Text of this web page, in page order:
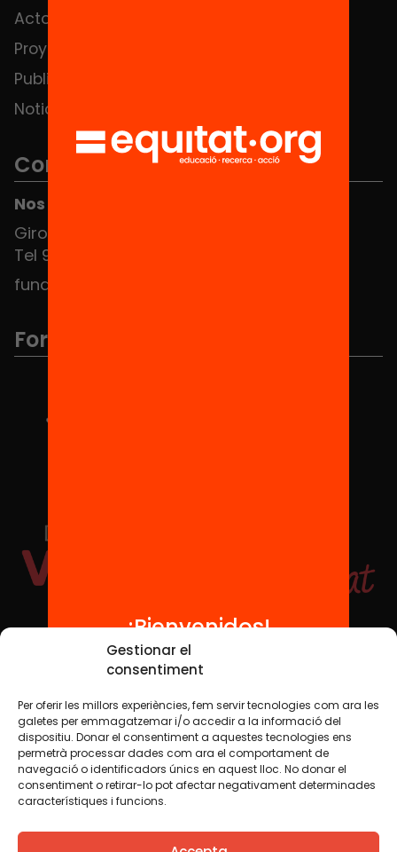
Gestionar el
consentiment
Per oferir les millors experiències, fem servir tecnologies com ara les
galetes per emmagatzemar i/o accedir a la informació del
dispositiu. Donar el consentiment a aquestes tecnologies ens
permetrà processar dades com ara el comportament de
navegació o identificadors únics en aquest lloc. No donar el
consentiment o retirar-lo pot afectar negativament determinades
característiques i funcions.
Actos
Proyectos
Publicaciones y vídeos
Noticias
Contacto
Nos puedes encontrar en el HUB Social
Girona 34, interior 08010 Barcelona
Tel 934 588 700
fundacio@equitat.org
Formamos parte de...
Redes sociales
TWT YTB IG FB IN
Aviso legalPolítica de cookies
Creemos que el conocimiento debe compartirse. Por eso
¡Bienvenidos!